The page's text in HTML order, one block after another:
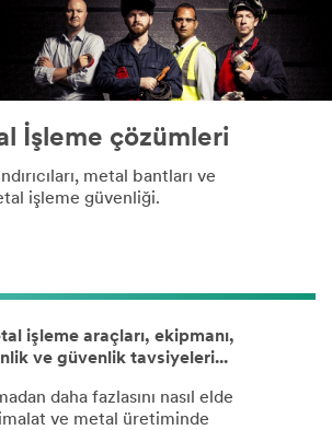
İşleme çözümleri
metal bantları ve
işleme güvenliği.
işleme araçları, ekipmanı,
ve güvenlik tavsiyeleri...
daha fazlasını nasıl elde
ve metal üretiminde